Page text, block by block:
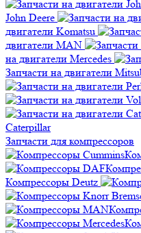
John Deere
двигатели Komatsu
двигатели MAN
на двигатели Mercedes
Запчасти на двигатели
Сaterpillar
Запчасти для компрессоров
Компрессоры Deutz